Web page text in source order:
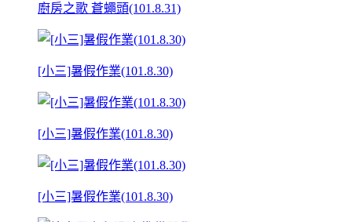
廚房之歌 蒼蠅頭(101.8.31)
[小三]暑假作業(101.8.30)
[小三]暑假作業(101.8.30)
[小三]暑假作業(101.8.30)